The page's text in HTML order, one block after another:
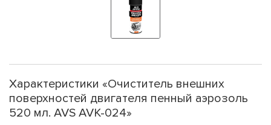
Характеристики «Очиститель внешних
поверхностей двигателя пенный аэрозоль
520 мл. AVS AVK-024»